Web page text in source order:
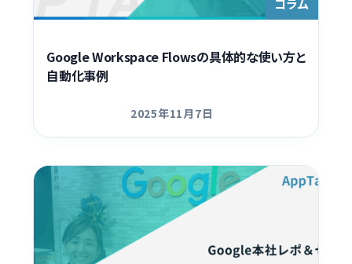
Google Workspace Flowsの具体的な使い方と
自動化事例
更新日
2025年11月7日